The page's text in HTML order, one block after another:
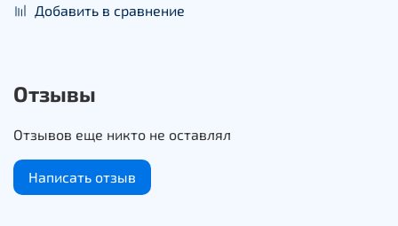
Добавить в сравнение
Отзывы
Отзывов еще никто не оставлял
Написать отзыв